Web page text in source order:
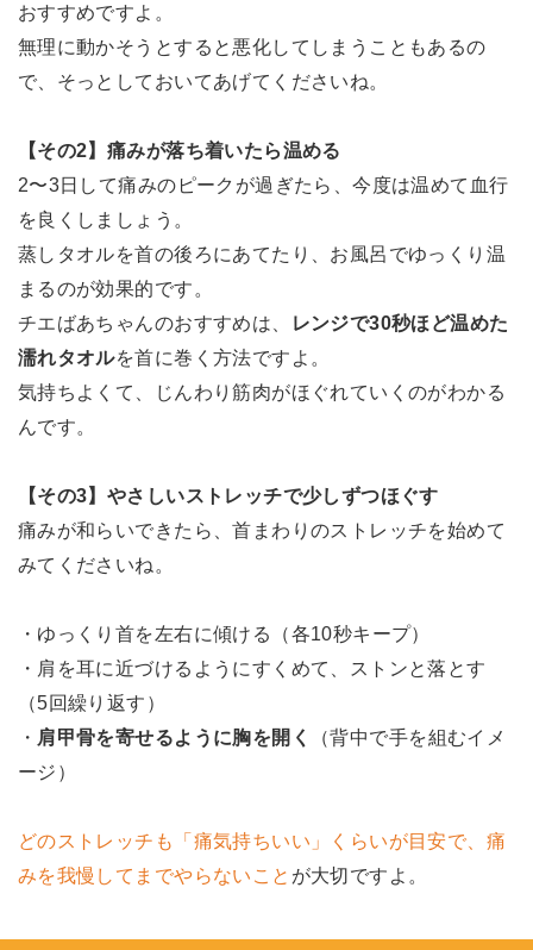
おすすめですよ。
無理に動かそうとすると悪化してしまうこともあるの
で、そっとしておいてあげてくださいね。
【その2】痛みが落ち着いたら温める
2〜3日して痛みのピークが過ぎたら、今度は温めて血行
を良くしましょう。
蒸しタオルを首の後ろにあてたり、お風呂でゆっくり温
まるのが効果的です。
チエばあちゃんのおすすめは、
レンジで30秒ほど温めた
濡れタオルを首に巻く方法ですよ。
気持ちよくて、じんわり筋肉がほぐれていくのがわかる
んです。
【その3】やさしいストレッチで少しずつほぐす
痛みが和らいできたら、首まわりのストレッチを始めて
みてくださいね。
・ゆっくり首を左右に傾ける（各10秒キープ）
・肩を耳に近づけるようにすくめて、ストンと落とす
（5回繰り返す）
・ 肩甲骨を寄せるように胸を開く
（背中で手を組むイメ
ージ）
どのストレッチも「痛気持ちいい」くらいが目安で、痛
みを我慢してまでやらないこと が大切ですよ。